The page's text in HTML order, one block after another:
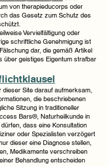
von therapieducorps oder
das Gesetz zum Schutz des
Vervielfältigung oder
schriftliche Genehmigung ist
dar, die gemäß Artikel
über geistiges Eigentum strafbar
dieser Site darauf aufmerksam,
die beschriebenen
Sitzung in traditioneller
Bars®, Naturheilkunde in
dass eine Konsultation
oder Spezialisten verzögert
dieser eine Diagnose stellen,
Medikamente verschreiben
Behandlung entscheiden